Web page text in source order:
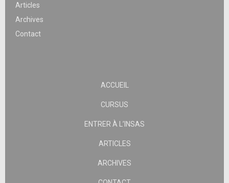
Articles
Archives
Contact
ACCUEIL
CURSUS
ENTRER À L’INSAS
ARTICLES
ARCHIVES